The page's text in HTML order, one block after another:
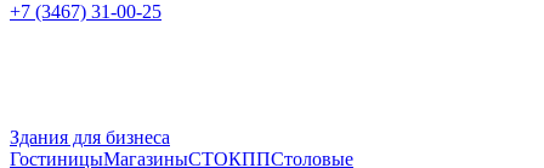
+7 (3467) 31-00-25
Здания для бизнеса
ГостиницыМагазиныСТОКППСтоловые